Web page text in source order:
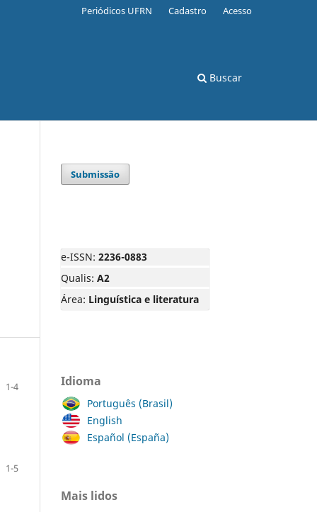
Buscar
Periódicos UFRN Cadastro Acesso
1-4
1-5
Submissão
e-ISSN: 2236-0883
Qualis: A2
Área: Linguística e literatura
Idioma
Português (Brasil)
English
Español (España)
Mais lidos